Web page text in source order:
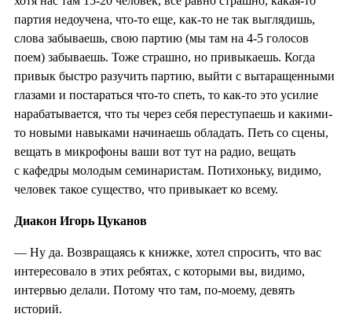
партия недоучена, что-то еще, как-то не так выглядишь,
слова забываешь, свою партию (мы там на 4-5 голосов
поем) забываешь. Тоже страшно, но привыкаешь. Когда
привык быстро разучить партию, выйти с вытаращенными
глазами и постараться что-то спеть, то как-то это усилие
нарабатывается, что ты через себя переступаешь и какими-
то новыми навыками начинаешь обладать. Петь со сцены,
вещать в микрофоны ваши вот тут на радио, вещать
с кафедры молодым семинаристам. Потихоньку, видимо,
человек такое существо, что привыкает ко всему.
Диакон Игорь Цуканов
— Ну да. Возвращаясь к книжке, хотел спросить, что вас
интересовало в этих ребятах, с которыми вы, видимо,
интервью делали. Потому что там, по-моему, девять
историй.